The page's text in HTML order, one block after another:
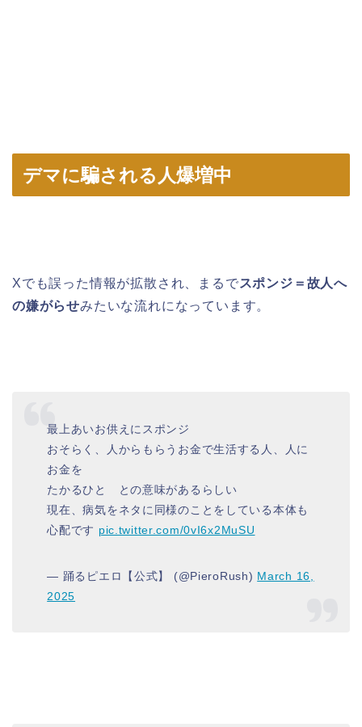
デマに騙される人爆増中
Xでも誤った情報が拡散され、まるでスポンジ＝故人へ
の嫌がらせみたいな流れになっています。
最上あいお供えにスポンジ
おそらく、人からもらうお金で生活する人、人に
お金を
たかるひと との意味があるらしい
現在、病気をネタに同様のことをしている本体も
心配です pic.twitter.com/0vI6x2MuSU
— 踊るピエロ【公式】 (@PieroRush) March 16,
2025